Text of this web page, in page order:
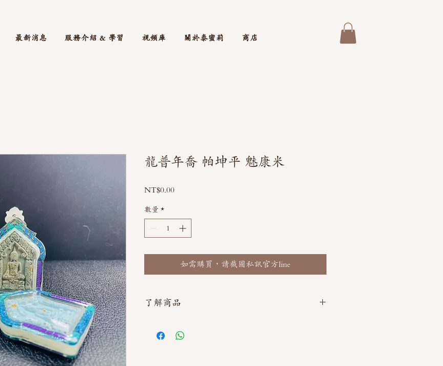
最新消息 服務介紹 & 學習 視頻庫 關於泰蜜莉 商店
龍普年喬 帕坤平 魅康米
NT$0.00價
數量 *
如需購買，請截圖私訊官方line
了解商品